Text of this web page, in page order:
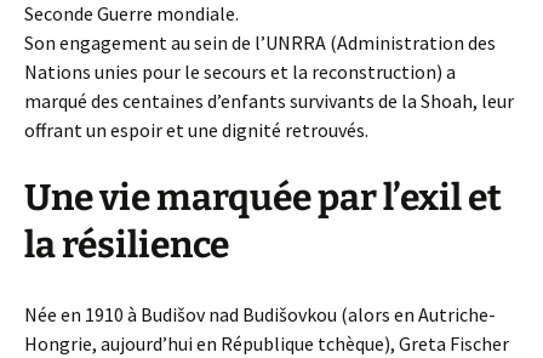
Seconde Guerre mondiale.
Son engagement au sein de l’UNRRA (Administration des
Nations unies pour le secours et la reconstruction) a
marqué des centaines d’enfants survivants de la Shoah, leur
offrant un espoir et une dignité retrouvés.
Une vie marquée par l’exil et
la résilience
Née en 1910 à Budišov nad Budišovkou (alors en Autriche-
Hongrie, aujourd’hui en République tchèque), Greta Fischer